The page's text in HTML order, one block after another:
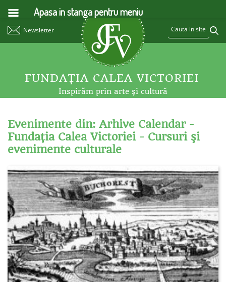
Newsletter
FUNDAŢIA CALEA VICTORIEI
Inspirăm prin arte şi cultură
Evenimente din: Arhive Calendar -
Fundaţia Calea Victoriei - Cursuri şi
evenimente culturale
Apasa in stanga pentru meniu